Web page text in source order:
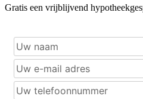
Gratis een vrijblijvend